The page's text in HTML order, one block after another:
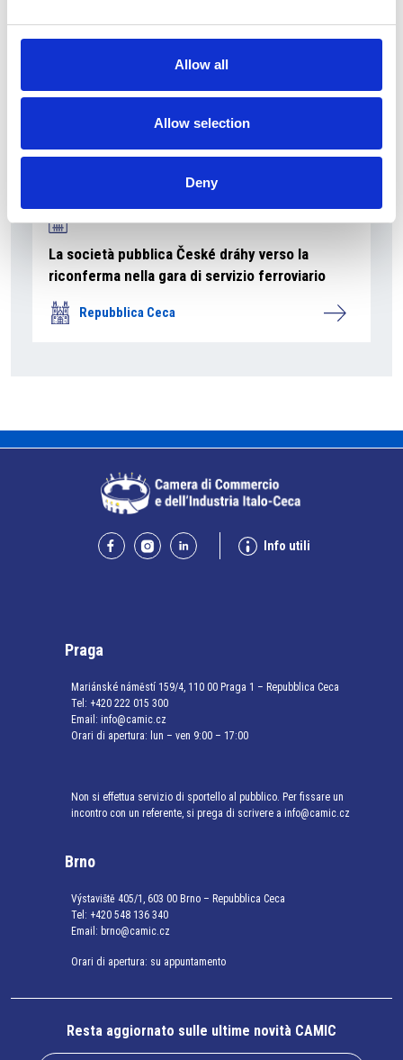
Allow all
Allow selection
Deny
La società pubblica České dráhy verso la
riconferma nella gara di servizio ferroviario
Repubblica Ceca
Info utili
Praga
Mariánské náměstí 159/4, 110 00 Praga 1 – Repubblica Ceca
Tel: +420 222 015 300
Email: info@camic.cz
Orari di apertura: lun – ven 9:00 – 17:00
Non si effettua servizio di sportello al pubblico. Per fissare un
incontro con un referente, si prega di scrivere a info@camic.cz
Brno
Výstaviště 405/1, 603 00 Brno – Repubblica Ceca
Tel: +420 548 136 340
Email: brno@camic.cz
Orari di apertura: su appuntamento
Resta aggiornato sulle ultime novità CAMIC